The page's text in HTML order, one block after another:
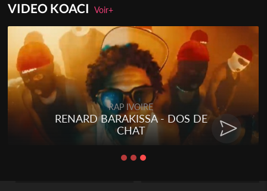
VIDEO KOACIVoir+
RAP IVOIRE
RENARD BARAKISSA - DOS DE
CHAT